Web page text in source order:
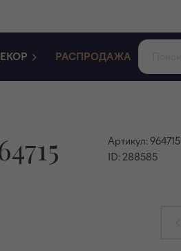
РАСПРОДАЖА
Артикул: 964715
ID: 288585